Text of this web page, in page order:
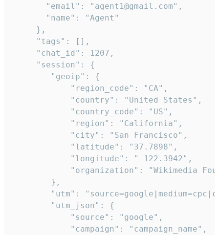
       "email": "agent1@gmail.com",
       "name": "Agent"
     },
     "tags": [],
     "chat_id": 1207,
     "session": {
        "geoip": {
            "region_code": "CA",
            "country": "United States",
            "country_code": "US",
            "region": "California",
            "city": "San Francisco",
            "latitude": "37.7898",
            "longitude": "-122.3942",
"organization": "Wikimedia
        },
"utm":
        "utm_json": {
            "source": "google",
            "campaign": "campaign_name",